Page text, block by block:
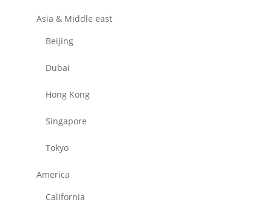
Asia & Middle east
Beijing
Dubai
Hong Kong
Singapore
Tokyo
America
California